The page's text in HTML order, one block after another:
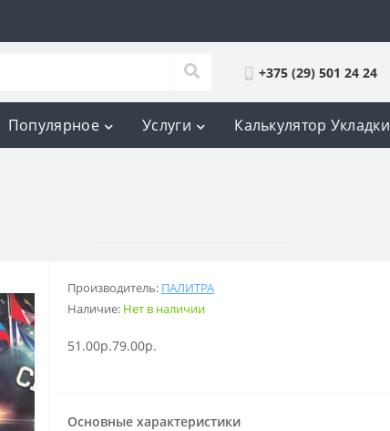
+375 (29) 501 24 24
Популярное Услуги Калькулятор Укладки
Производитель: ПАЛИТРА
Наличие: Нет в наличии
51.00р.79.00р.
Основные характеристики